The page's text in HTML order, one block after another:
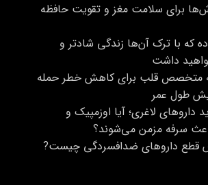
برای سلامت مغز و تقویت حافظه
که با ترک آن‌ها زندگی شادتر و
داشت
متخصص قلب برای کاهش خطر حمله
طول عمر
داروهای لاغری؛ آیا اوزمپیک و
سرفه مزمن می‌شوند؟
قطع داروهای ضدافسردگی چیست?